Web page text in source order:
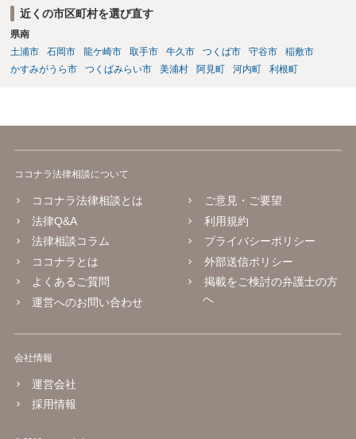
め・定期借家に関する記載の有無、これまでの更新時の合意内容
（「今回で最後」などの文言）が、借主不利な特約として無効になり
得るかどうかも含めて検討ポイントになりますので、署名押印前に内
容を十分に確認し、不明点は弁護士に相談することをおすすめしま
近くの市区町村を選び直す
県南
土浦市
石岡市 龍ケ崎市 取手市 牛久市 つくば市 守谷市
稲敷市
かすみがうら市
つくばみらい市 美浦村 阿見町 河内町 利根町
ココナラ法律相談について
ココナラ法律相談とは
法律Q&A
法律相談コラム
ココナラとは
よくあるご質問
運営へのお問い合わせ
ご意見・ご要望
利用規約
プライバシーポリシー
外部送信ポリシー
掲載をご検討の弁護士の方
へ
会社情報
運営会社
採用情報